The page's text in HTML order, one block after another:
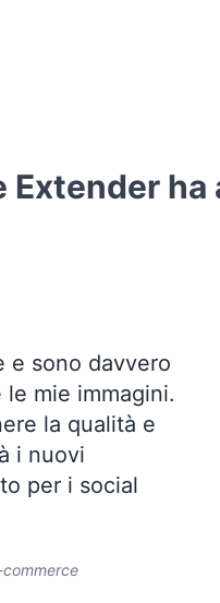
Extender ha
e sono davvero
mie immagini.
la qualità e
i nuovi
per i social
commerce